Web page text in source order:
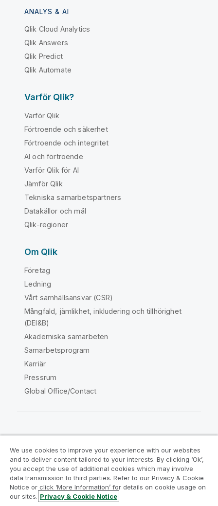
ANALYS & AI
Qlik Cloud Analytics
Qlik Answers
Qlik Predict
Qlik Automate
Varför Qlik?
Varför Qlik
Förtroende och säkerhet
Förtroende och integritet
AI och förtroende
Varför Qlik för AI
Jämför Qlik
Tekniska samarbetspartners
Datakällor och mål
Qlik-regioner
Om Qlik
Företag
Ledning
Vårt samhällsansvar (CSR)
Mångfald, jämlikhet, inkludering och tillhörighet
(DEI&B)
Akademiska samarbeten
Samarbetsprogram
Karriär
Pressrum
Global Office/Contact
Juridiska avtal
Produktvillkor
Legal Policies
Legal Policies
Användningsvillkor
Varumärken
We use cookies to improve your experience with our websites
and to deliver content tailored to your interests. By clicking ‘Ok’,
you accept the use of additional cookies which may involve
data transmission to third parties. Refer to our Privacy & Cookie
Notice or click ‘More Information’ for details on cookie usage on
our sites. Privacy & Cookie Notice